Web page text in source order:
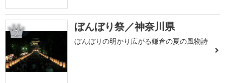
2 ぼんぼり祭／神奈川県
ぼんぼりの明かり広がる鎌倉の夏の風物詩